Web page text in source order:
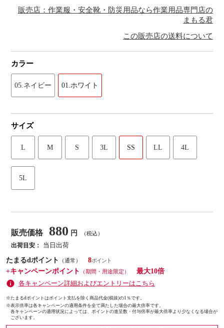
販売店：作業服・安全靴・防災用品なら作業用品専門店の
まもる君
この販売店の送料について
カラー
05.ネイビー 01.ホワイト
サイズ
L M S 3L SS LL 4L
5L
販売価格 880 円 （税込）
出荷目安：
当日出荷
たまるdポイント
（通常）
8
+キャンペーンポイント
（期間・用途限定）
最大10倍
各キャンペーン詳細およびエントリーはこちら
※たまるdポイントはポイント支払を除く商品代金(税抜)の1％です。
※表示倍率は各キャンペーンの適用条件を全て満たした場合の最大倍率です。
各キャンペーンの適用状況によっては、ポイントの進呈数・付与倍率が最大倍率より少なくなる場合が
ございます。